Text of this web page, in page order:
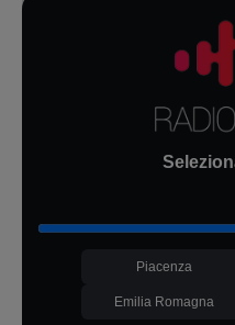
Piacenza
Emilia Romagna